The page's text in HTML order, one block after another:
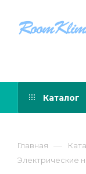
Каталог
Главная —
Электрические